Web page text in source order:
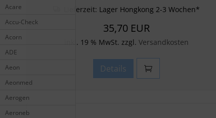
Acare
Accu-Check
Acorn
ADE
Aeon
Aeonmed
Aerogen
Aeroneb
Lieferzeit: Lager Hongkong 2-3 Wochen*
35,70 EUR
inkl. 19 % MwSt. zzgl. Versandkosten
Details